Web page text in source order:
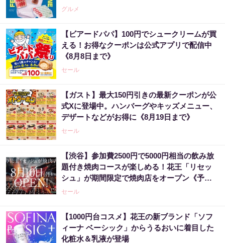
グルメ
【ビアードパパ】100円でシュークリームが買
える！お得なクーポンは公式アプリで配信中
《8月8日まで》
セール
【ガスト】最大150円引きの最新クーポンが公
式Xに登場中。ハンバーグやキッズメニュー、
デザートなどがお得に《8月19日まで》
セール
【渋谷】参加費2500円で5000円相当の飲み放
題付き焼肉コースが楽しめる！花王「リセッ
シュ」が期間限定で焼肉店をオープン《予約
受付中》
セール
【1000円台コスメ】花王の新ブランド「ソフ
ィーナ ベーシック」からうるおいに着目した
化粧水＆乳液が登場